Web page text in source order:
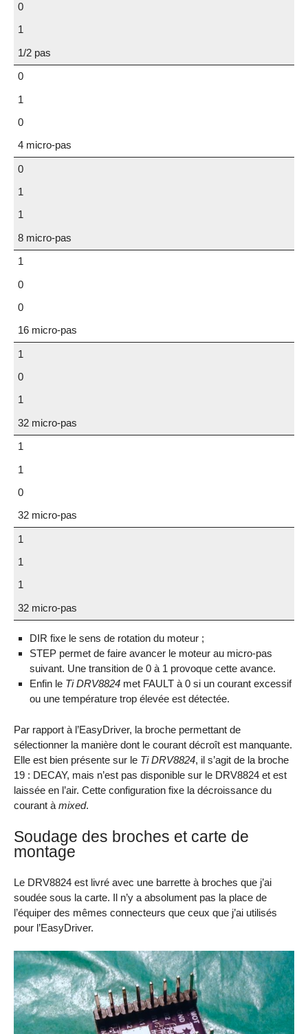
0
1
1/2 pas
0
1
0
4 micro-pas
0
1
1
8 micro-pas
1
0
0
16 micro-pas
1
0
1
32 micro-pas
1
1
0
32 micro-pas
1
1
1
32 micro-pas
DIR fixe le sens de rotation du moteur ;
STEP permet de faire avancer le moteur au micro-pas
suivant. Une transition de 0 à 1 provoque cette avance.
Enfin le Ti DRV8824met FAULT à 0 si un courant excessif
ou une température trop élevée est détectée.
Par rapport à l’EasyDriver, la broche permettant de
sélectionner la manière dont le courant décroît est manquante.
Elle est bien présente sur le Ti DRV8824, il s’agit de la broche
19 : DECAY, mais n’est pas disponible sur le DRV8824 et est
laissée en l’air. Cette configuration fixe la décroissance du
courant à mixed.
Soudage des broches et carte de
montage
Le DRV8824 est livré avec une barrette à broches que j’ai
soudée sous la carte. Il n’y a absolument pas la place de
l’équiper des mêmes connecteurs que ceux que j’ai utilisés
pour l’EasyDriver.